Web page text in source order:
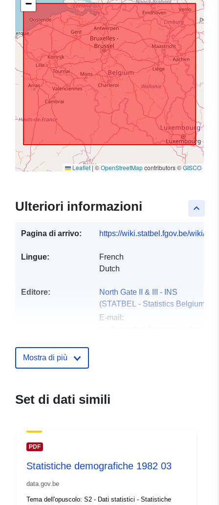
−
Leaflet|©OpenStreetMapcontributors ©GISCO
keyboard_arrow_up
Ulteriori informazioni
Pagina di arrivo: https://wiki.statbel.fgov.be/wiki/
Lingue:
French
Dutch
Editore:
North Gate II & III - INS
(STATBEL - Statistics Belgium)
E-mail:
E-mail:
catalogo:
February 2024
Mostra di più
Set di dati simili
PDF
Statistiche demografiche 1982 03
data.gov.be
Tema dell'opuscolo: S2 - Dati statistici - Statistiche